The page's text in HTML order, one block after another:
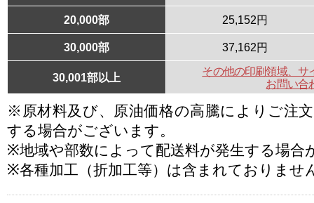
20,000部 25,152円
30,000部 37,162円
30,001部以上
その他の印刷領域、サ
お問い合
※原材料及び、原油価格の高騰によりご注
する場合がございます。
※地域や部数によって配送料が発生する場合
※各種加工（折加工等）は含まれておりませ